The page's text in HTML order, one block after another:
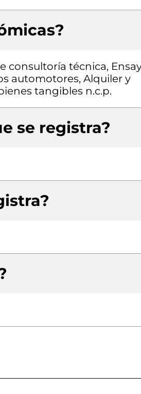
consultoría técnica,
automotores, Alquiler y
tangibles n.c.p.
se registra?